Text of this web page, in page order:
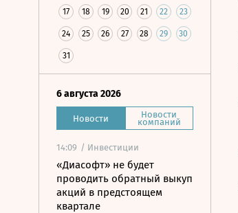
17 18 19 20 21 22 23
24 25 26 27 28 29 30
31
6 августа 2026
Новости Новости
компаний
14:09 / Инвестиции
«Диасофт» не будет
проводить обратный выкуп
акций в предстоящем
квартале